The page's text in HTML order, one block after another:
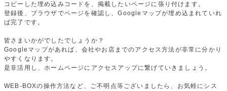
コピーした埋め込みコードを、掲載したいページに張り付けます。
登録後、ブラウザでページを確認し、Googleマップが埋め込まれていれ
ば完了です。
皆さまいかがでしたでしょうか？
Googleマップがあれば、会社やお店までのアクセス方法が非常に分かり
やすくなります。
是非活用し、ホームページにアクセスアップに繋げていきましょう。
WEB-BOXの操作方法など、ご不明点等ございましたら、お気軽にシス